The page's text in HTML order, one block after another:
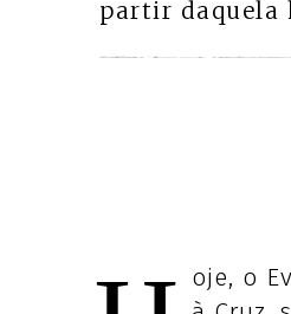
partir daquela
oje, o